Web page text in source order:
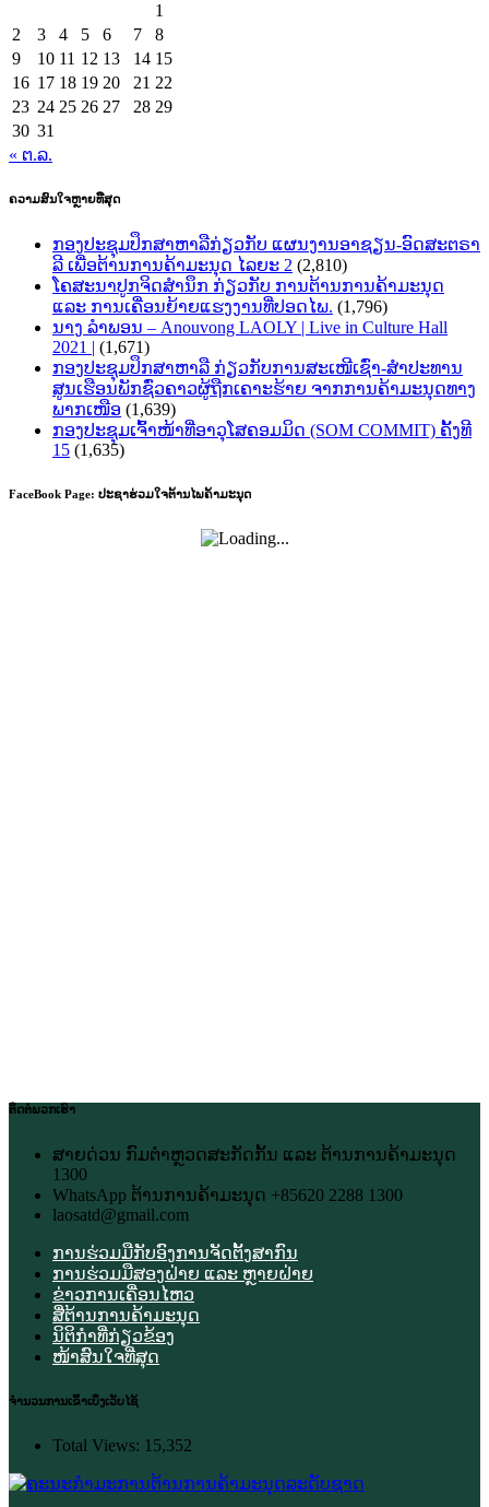
1
2
3 4 5 6 7
8
9
10 11 12 13 14 15
16 17 18 19 20 21 22
23 24 25 26 27 28 29
30 31
« ຕ.ລ.
ຄວາມສົນໃຈຫຼາຍທີີສຸດ
ກອງປະຊຸມປຶກສາຫາລືກ່ຽວກັບ ແຜນງານອາຊຽນ-ອົດສະຕຣາ
ລີ ເພື່ອຕ້ານການຄ້າມະນຸດ ໄລຍະ 2 (2,810)
ໂຄສະນາປູກຈິດສຳນຶກ ກ່ຽວກັບ ການຕ້ານການຄ້າມະນຸດ
ແລະ ການເຄື່ອນຍ້າຍແຮງງານທີ່ປອດໄພ. (1,796)
ນາງ ລຳພອນ – Anouvong LAOLY | Live in Culture Hall
2021 | (1,671)
ກອງປະຊຸມປຶກສາຫາລື ກ່ຽວກັບການສະເໜີເຊົ່າ-ສໍາປະທານ
ສູນເຮືອນພັກຊົ່ວຄາວຜູ້ຖືກເຄາະຮ້າຍ ຈາກການຄ້າມະນຸດທາງ
ພາກເໜືອ (1,639)
ກອງປະຊຸມເຈົ້າໜ້າທີ່ອາວຸໂສຄອມມິດ (SOM COMMIT) ຄັ້ງທີ
15 (1,635)
FaceBook Page: ປະຊາຮ່ວມໃຈຕ້ານໄພຄ້າມະນຸດ
ຕິດຕໍ່ພວກເຮົາ
ສາຍດ່ວນ ກົມຕຳຫຼວດສະກັດກັ້ນ ແລະ ຕ້ານການຄ້າມະນຸດ
1300
WhatsApp ຕ້ານການຄ້າມະນຸດ +85620 2288 1300
laosatd@gmail.com
ການຮ່ວມມືກັບອົງການຈັດຕັ້ງສາກົນ
ການຮ່ວມມືສອງຝ່າຍ ແລະ ຫຼາຍຝ່າຍ
ຂ່າວການເຄື່ອນໄຫວ
ສື່ຕ້ານການຄ້າມະນຸດ
ນິຕິກຳທີ່ກ່ຽວຂ້ອງ
ໜ້າສົນໃຈທີ່ສຸດ
ຈຳນວນການເຂົ້າເບິ່ງເວັບໄຊ້
Total Views: 15,352